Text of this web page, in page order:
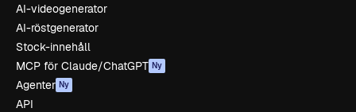
AI-videogenerator
AI-röstgenerator
Stock-innehåll
MCP för Claude/ChatGPT Ny
Agenter Ny
API